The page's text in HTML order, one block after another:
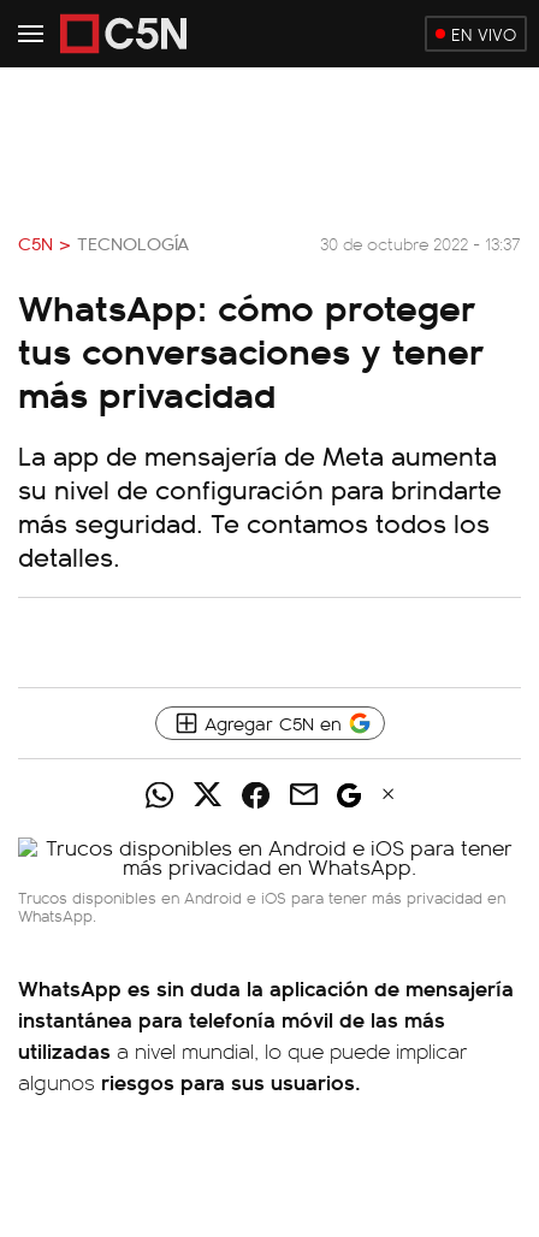
EN VIVO
C5N > TECNOLOGÍA 30 de octubre 2022 - 13:37
WhatsApp: cómo proteger
tus conversaciones y tener
más privacidad
La app de mensajería de Meta aumenta
su nivel de configuración para brindarte
más seguridad. Te contamos todos los
detalles.
Agregar C5N en
Trucos disponibles en Android e iOS para tener más privacidad en
WhatsApp.
WhatsApp es sin duda la aplicación de mensajería
instantánea para telefonía móvil de las más
utilizadas a nivel mundial, lo que puede implicar
algunos riesgos para sus usuarios.